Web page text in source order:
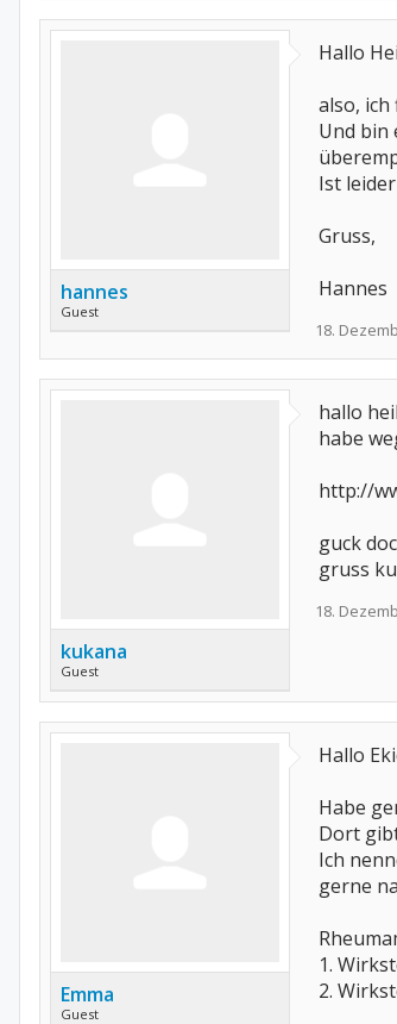
hannes
Guest
Hallo
also, ich
Und bin
Ist
Gruss,
Hannes
18.
kukana
Guest
hallo
habe
http://
guck
gruss
18.
Emma
Guest
Hallo
Habe
Dort
Ich
gerne
1.
2.